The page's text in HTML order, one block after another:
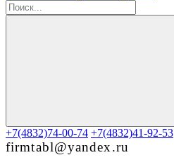
+7(4832)74-00-74 +7(4832)41-92-53
firmtabl@yandex.ru